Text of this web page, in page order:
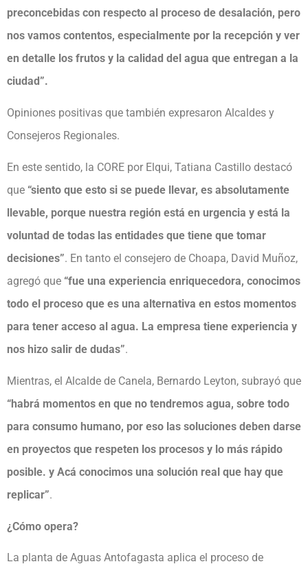
preconcebidas con respecto al proceso de desalación, pero
nos vamos contentos, especialmente por la recepción y ver
en detalle los frutos y la calidad del agua que entregan a la
ciudad”.
Opiniones positivas que también expresaron Alcaldes y
Consejeros Regionales.
En este sentido, la CORE por Elqui, Tatiana Castillo destacó
que “siento que esto si se puede llevar, es absolutamente
llevable, porque nuestra región está en urgencia y está la
voluntad de todas las entidades que tiene que tomar
decisiones”. En tanto el consejero de Choapa, David Muñoz,
agregó que “fue una experiencia enriquecedora, conocimos
todo el proceso que es una alternativa en estos momentos
para tener acceso al agua. La empresa tiene experiencia y
nos hizo salir de dudas”.
Mientras, el Alcalde de Canela, Bernardo Leyton, subrayó que
“habrá momentos en que no tendremos agua, sobre todo
para consumo humano, por eso las soluciones deben darse
en proyectos que respeten los procesos y lo más rápido
posible. y Acá conocimos una solución real que hay que
replicar”.
¿Cómo opera?
La planta de Aguas Antofagasta aplica el proceso de